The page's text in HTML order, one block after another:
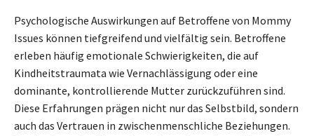
Psychologische Auswirkungen auf Betroffene von Mommy
Issues können tiefgreifend und vielfältig sein. Betroffene
erleben häufig emotionale Schwierigkeiten, die auf
Kindheitstraumata wie Vernachlässigung oder eine
dominante, kontrollierende Mutter zurückzuführen sind.
Diese Erfahrungen prägen nicht nur das Selbstbild, sondern
auch das Vertrauen in zwischenmenschliche Beziehungen.